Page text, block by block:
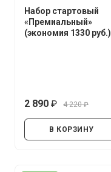
Набор стартовый
«Премиальный»
(экономия 1330 руб.)
2 890
4 220
В КОРЗИНУ